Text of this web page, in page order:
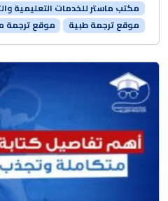
مكتب ماستر للخدمات التعليمية
موقع ترجمة طبية
موقع ترجمة